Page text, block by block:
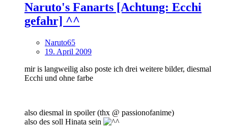
Naruto's Fanarts [Achtung: Ecchi
gefahr] ^^
Naruto65
19. April 2009
mir is langweilig also poste ich drei weitere bilder, diesmal
Ecchi und ohne farbe
also diesmal in spoiler (thx @ passionofanime)
also des soll Hinata sein